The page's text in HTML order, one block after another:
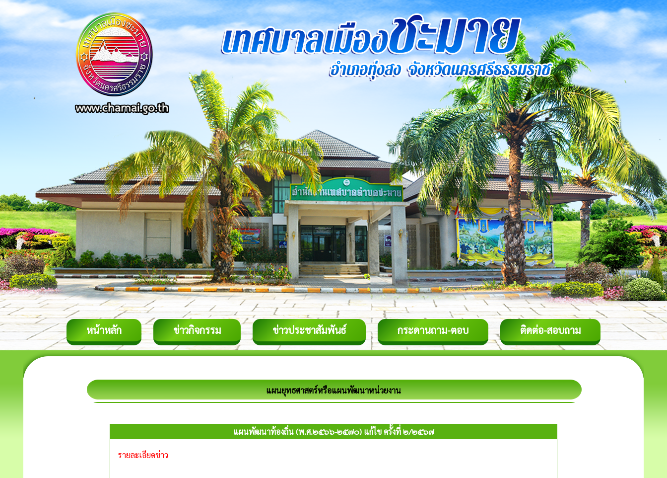
หน้าหลัก ข่าวกิจกรรม ข่าวประชาสัมพันธ์ กระดานถาม-ตอบ ติดต่อ-สอบถาม
แผนยุทธศาสตร์หรือแผนพัฒนาหน่วยงาน
แผนพัฒนาท้องถิ่น (พ.ศ.๒๕๖๖-๒๕๗๐) แก้ไข ครั้งที่ ๒/๒๕๖๗
รายละเอียดข่าว